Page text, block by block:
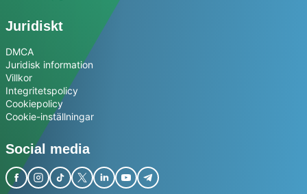
Juridiskt
DMCA
Juridisk information
Villkor
Integritetspolicy
Cookiepolicy
Cookie-inställningar
Social media